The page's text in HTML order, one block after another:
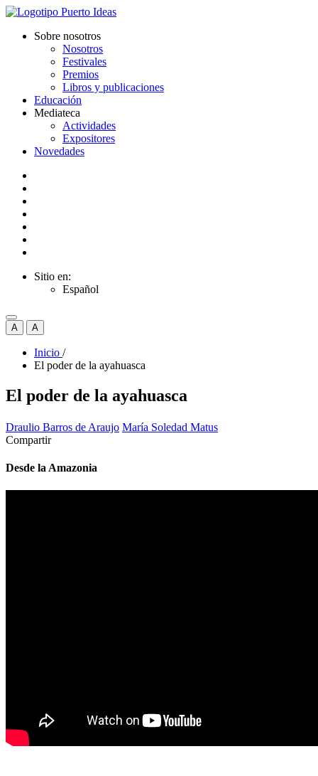
Sobre nosotros
Nosotros
Festivales
Premios
Libros y publicaciones
Educación
Mediateca
Actividades
Expositores
Novedades
Sitio en:
Español
A A
Inicio /
El poder de la ayahuasca
El poder de la ayahuasca
Draulio Barros de Araujo María Soledad Matus
Compartir
Desde la Amazonia